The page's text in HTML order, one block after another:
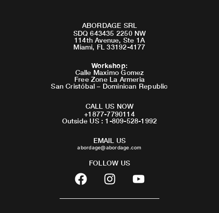
ABORDAGE SRL
SDQ 643435 2250 NW
114th Avenue, Ste 1A
Miami, FL 33192-4177
Workshop:
Calle Maximo Gomez
Free Zone La Armeria
San Cristóbal – Dominican Republic
CALL US NOW
+1877-7790114
Outside US : 1-809-528-1992
EMAIL US
abordage@abordage.com
FOLLOW US
F
a
c
I
n
s
Y
o
u